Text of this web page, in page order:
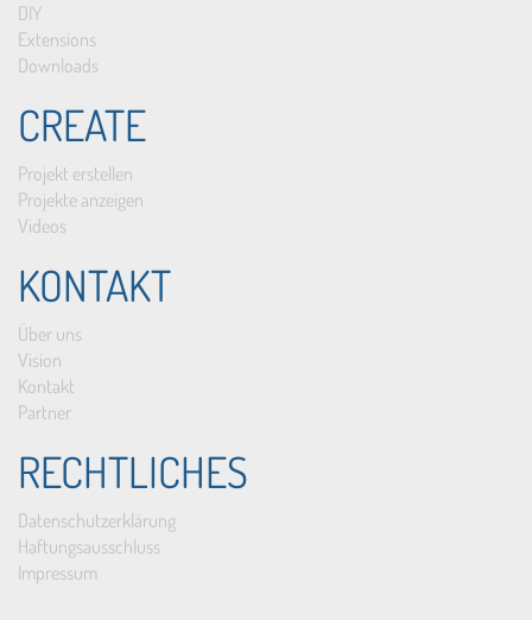
DIY
Extensions
Downloads
CREATE
Projekt erstellen
Projekte anzeigen
Videos
KONTAKT
Über uns
Vision
Kontakt
Partner
RECHTLICHES
Datenschutzerklärung
Haftungsausschluss
Impressum